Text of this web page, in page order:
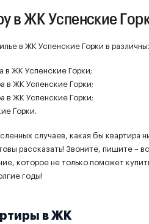
в ЖК Успенские
в ЖК Успенские Горки в
в ЖК Успенские Горки;
в ЖК Успенские Горки;
в ЖК Успенские Горки;
Горки.
случаев, какая бы
рассказать! Звоните, пишите –
которое не только поможет
годы!
в ЖК